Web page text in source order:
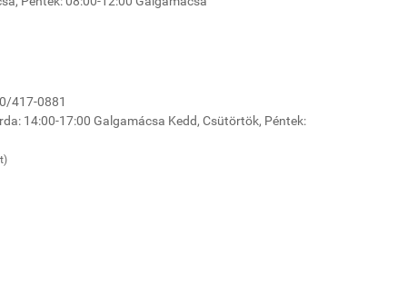
417-0881
14:00-17:00 Galgamácsa Kedd, Csütörtök, Péntek: